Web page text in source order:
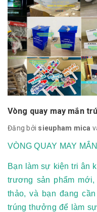
Vòng quay may mắn
Đăng bởi sieupham mica
VÒNG QUAY MAY MẮN
Bạn làm sự kiện tri ân
trương sản phẩm
thảo, và bạn đang
trúng thưởng để làm